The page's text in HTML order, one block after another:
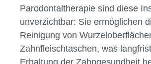
und Konkrementen
In jeder Zahnarztpraxisspielt die
professionelle Zahnreinigung
Rolle.
Zahnreiniger